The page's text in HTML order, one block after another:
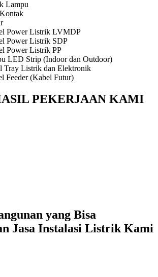
Lampu
Power Listrik LVMDP
Power Listrik SDP
Power Listrik PP
LED Strip (Indoor dan Outdoor)
Tray Listrik dan Elektronik
Feeder (Kabel Futur)
PEKERJAAN KAMI
yang Bisa
Jasa Instalasi Listrik Kami